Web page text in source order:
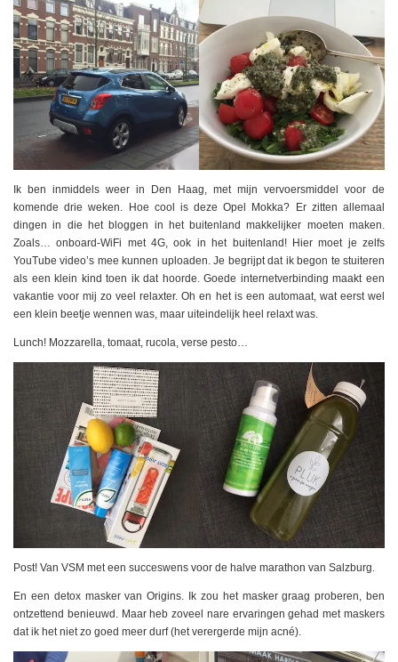
Ik ben inmiddels weer in Den Haag, met mijn vervoersmiddel voor de
komende drie weken. Hoe cool is deze Opel Mokka? Er zitten allemaal
dingen in die het bloggen in het buitenland makkelijker moeten maken.
Zoals… onboard-WiFi met 4G, ook in het buitenland! Hier moet je zelfs
YouTube video’s mee kunnen uploaden. Je begrijpt dat ik begon te stuiteren
als een klein kind toen ik dat hoorde. Goede internetverbinding maakt een
vakantie voor mij zo veel relaxter. Oh en het is een automaat, wat eerst wel
een klein beetje wennen was, maar uiteindelijk heel relaxt was.
Lunch! Mozzarella, tomaat, rucola, verse pesto…
Post! Van VSM met een succeswens voor de halve marathon van Salzburg.
En een detox masker van Origins. Ik zou het masker graag proberen, ben
ontzettend benieuwd. Maar heb zoveel nare ervaringen gehad met maskers
dat ik het niet zo goed meer durf (het verergerde mijn acné).